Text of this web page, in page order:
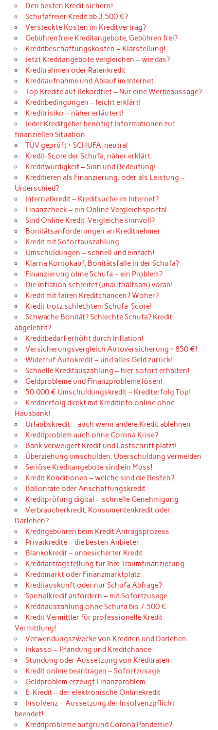
Den besten Kredit sichern!
Schufafreier Kredit ab 3.500 €?
Versteckte Kosten im Kreditvertrag?
Gebührenfreie Kreditangebote, Gebühren frei?
Kreditbeschaffungskosten – Klarstellung!
Jetzt Kreditangebote vergleichen – wie das?
Kreditrahmen oder Ratenkredit
Kreditaufnahme und Ablauf im Internet.
Top Kredite auf Rekordtief – Nur eine Werbeaussage?
Kreditbedingungen – leicht erklärt!
Kreditrisiko – näher erläutert!
Jeder Kreditgeber benötigt Informationen zur
finanziellen Situation
TÜV geprüft + SCHUFA-neutral
Kredit-Score der Schufa, näher erklärt.
Kreditwürdigkeit – Sinn und Bedeutung!
Kreditieren als Finanzierung, oder als Leistung –
Unterschied?
Internetkredit – Kreditsuche im Internet?
Finanzcheck – ein Online Vergleichsportal
Sind Online Kredit-Vergleiche sinnvoll?
Bonitätsanforderungen an Kreditnehmer
Kredit mit Sofortauszahlung
Umschuldungen – schnell und einfach!
Klarna Kontokauf, Bonitätsfalle in der Schufa?
Finanzierung ohne Schufa – ein Problem?
Die Inflation schreitet (unaufhaltsam) voran!
Kredit mit fairen Kreditchancen? Woher?
Kredit trotz schlechtem Schufa-Score!
Schwache Bonität? Schlechte Schufa? Kredit
abgelehnt?
Kreditbedarf erhöht durch Inflation!
Versicherungsvergleich Autoversicherung + 850 €!
Widerruf Autokredit – und alles Geld zurück!
Schnelle Kreditauszahlung – hier sofort erhalten!
Geldprobleme und Finanzprobleme lösen!
50.000 € Umschuldungskredit – Krediterfolg Top!
Krediterfolg direkt mit Kreditinfo online ohne
Hausbank!
Urlaubskredit – auch wenn andere Kredit ablehnen
Kreditproblem auch ohne Corona Krise?
Bank verweigert Kredit und Lastschrift platzt!
Überziehung umschulden. Überschuldung vermeiden
Seriöse Kreditangebote sind ein Muss!
Kredit Konditionen – welche sind die Besten?
Ballonrate oder Anschaffungskredit
Kreditprüfung digital – schnelle Genehmigung
Verbraucherkredit, Konsumentenkredit oder
Darlehen?
Kreditgebühren beim Kredit Antragsprozess
Privatkredite – die besten Anbieter
Blankokredit – unbesicherter Kredit
Kreditantragstellung für Ihre Traumfinanzierung
Kreditmarkt oder Finanzmarktplatz
Kreditauskunft oder nur Schufa Abfrage?
Spezialkredit anfordern – mit Sofortzusage
Kreditauszahlung ohne Schufa bis 7.500 €
Kredit Vermittler für professionelle Kredit
Vermittlung!
Verwendungszwecke von Krediten und Darlehen
Inkasso – Pfändung und Kreditchance
Stundung oder Aussetzung von Kreditraten
Kredit online beantragen – Sofortzusage
Geldproblem erzeugt Finanzproblem
E-Kredit – der elektronische Onlinekredit
Insolvenz – Aussetzung der Insolvenzpflicht
beendet!
Kreditprobleme aufgrund Corona Pandemie?